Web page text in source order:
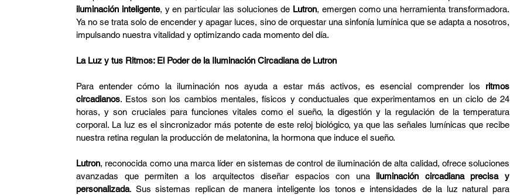
iluminación inteligente, y en particular las soluciones de Lutron, emergen como una herramienta transformadora.
Ya no se trata solo de encender y apagar luces, sino de orquestar una sinfonía lumínica que se adapta a nosotros,
impulsando nuestra vitalidad y optimizando cada momento del día.
La Luz y tus Ritmos: El Poder de la Iluminación Circadiana de Lutron
Para entender cómo la iluminación nos ayuda a estar más activos, es esencial comprender los ritmos
circadianos. Estos son los cambios mentales, físicos y conductuales que experimentamos en un ciclo de 24
horas, y son cruciales para funciones vitales como el sueño, la digestión y la regulación de la temperatura
corporal. La luz es el sincronizador más potente de este reloj biológico, ya que las señales lumínicas que recibe
nuestra retina regulan la producción de melatonina, la hormona que induce el sueño.
Lutron, reconocida como una marca líder en sistemas de control de iluminación de alta calidad, ofrece soluciones
avanzadas que permiten a los arquitectos diseñar espacios con una iluminación circadiana precisa y
personalizada. Sus sistemas replican de manera inteligente los tonos e intensidades de la luz natural para